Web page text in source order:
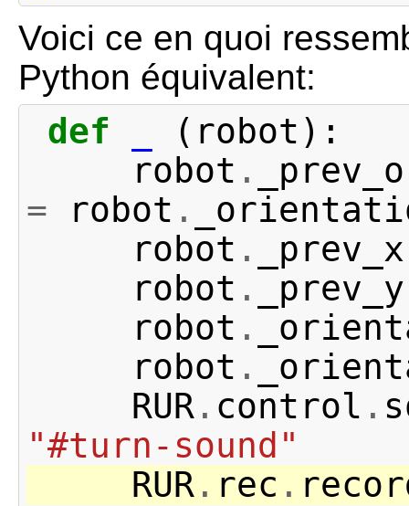
Voici ce en quoi
Python équivalent:
def ( robot ):
robot .
=
robot .
robot .
_prev_x
robot .
_prev_y
robot .
robot .
RUR. control .
"#turn-sound"
RUR. rec .